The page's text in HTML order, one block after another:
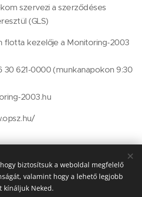
szervezi a szerződéses
(GLS)
flotta kezelője a Monitoring-2003
30 621-0000 (munkanapokon 9:30
2003.hu
biztosítsuk a weboldal megfelelő
valamint hogy a lehető legjobb
kínáljuk Neked.